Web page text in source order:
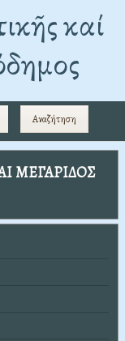
καί
Αναζήτηση
ΜΕΓΑΡΙΔΟΣ